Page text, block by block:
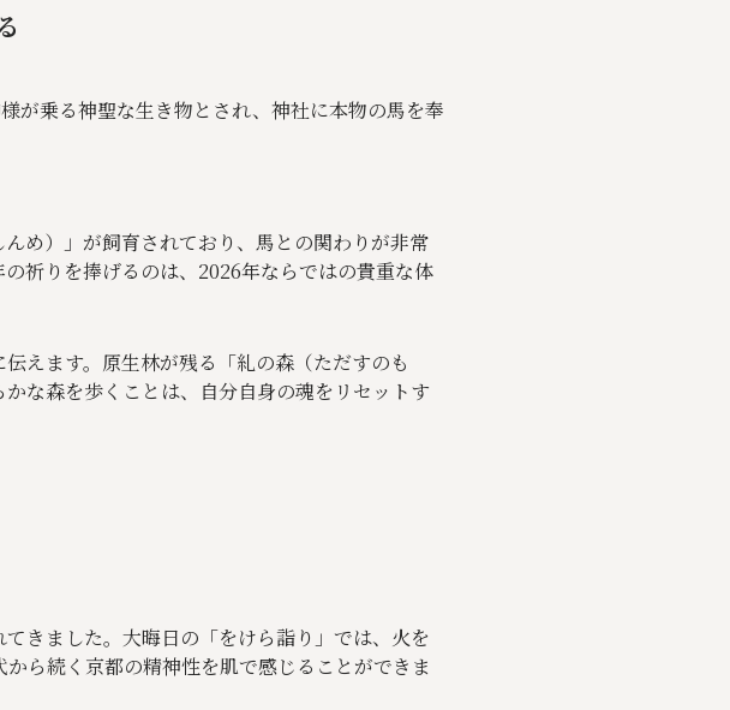
が乗る神聖な生き物とされ、神社に本物の馬を奉
め）」が飼育されており、馬との関わりが非常
祈りを捧げるのは、2026年ならではの貴重な体
えます。原生林が残る「糺の森（ただすのも
な森を歩くことは、自分自身の魂をリセットす
きました。大晦日の「をけら詣り」では、火を
ら続く京都の精神性を肌で感じることができま